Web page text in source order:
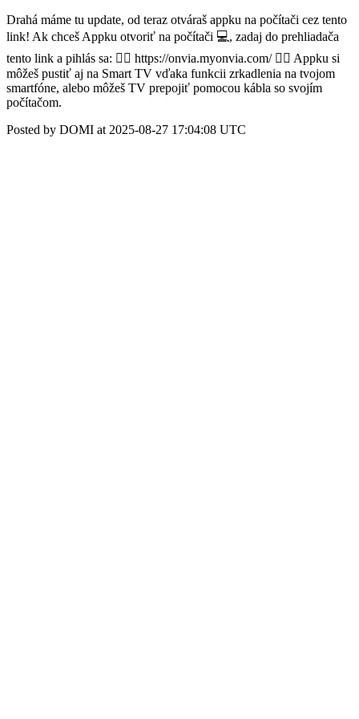
Drahá máme tu update, od teraz otváraš appku na počítači cez tento
link! Ak chceš Appku otvoriť na počítači 💻, zadaj do prehliadača
tento link a pihlás sa: 👉🏻 https://onvia.myonvia.com/ 👈🏻 Appku si
môžeš pustiť aj na Smart TV vďaka funkcii zrkadlenia na tvojom
smartfóne, alebo môžeš TV prepojiť pomocou kábla so svojím
počítačom.
Posted by DOMI at 2025-08-27 17:04:08 UTC